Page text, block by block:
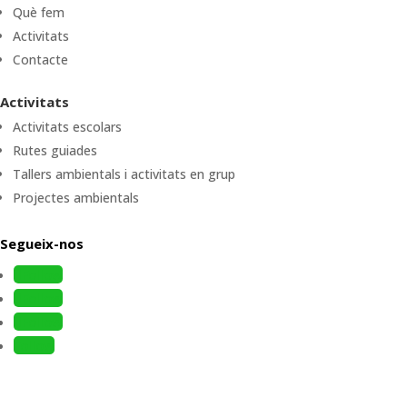
Què fem
Activitats
Contacte
Activitats
Activitats escolars
Rutes guiades
Tallers ambientals i activitats en grup
Projectes ambientals
Segueix-nos
Follow
Follow
Follow
Follow